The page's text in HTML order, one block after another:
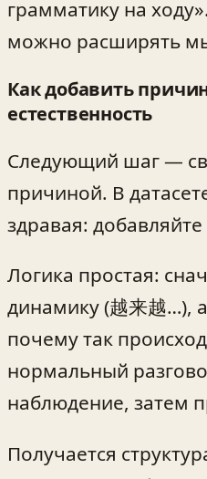
грамматику на
можно расширять
Как добавить
естественность
Следующий шаг —
причиной. В
здравая: добавляйте
Логика простая:
динамику (越来越…),
почему так
нормальный
наблюдение, затем
Получается